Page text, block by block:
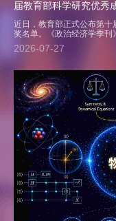
届教育部科学研究优秀
近日，教育部正式公布第
奖名单。《政治经济学季
济增长的贡献：基于数据价
表期刊：《中国社会科学》
2026-07-27